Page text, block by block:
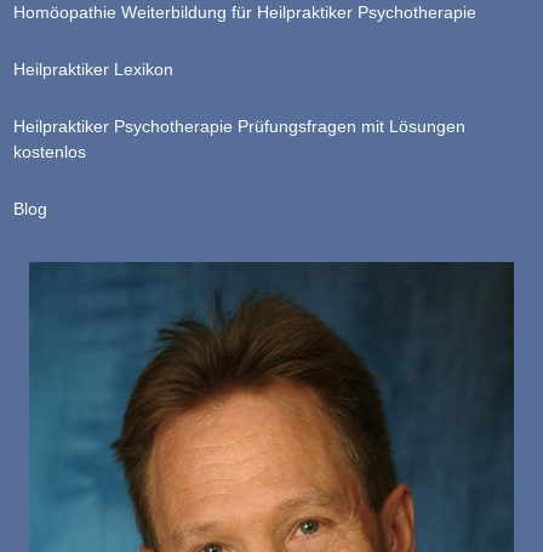
Homöopathie Weiterbildung für Heilpraktiker Psychotherapie
Heilpraktiker Lexikon
Heilpraktiker Psychotherapie Prüfungsfragen mit Lösungen
kostenlos
Blog